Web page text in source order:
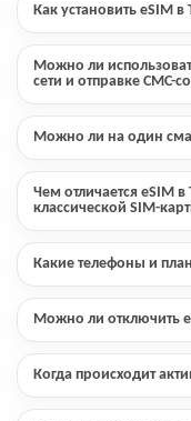
Как установить eSIM в
Можно ли
сети и отправке СМС-
Можно ли на один
Чем отличается eSIM
классической SIM-
Какие телефоны и
Можно ли отключить
Когда происходит